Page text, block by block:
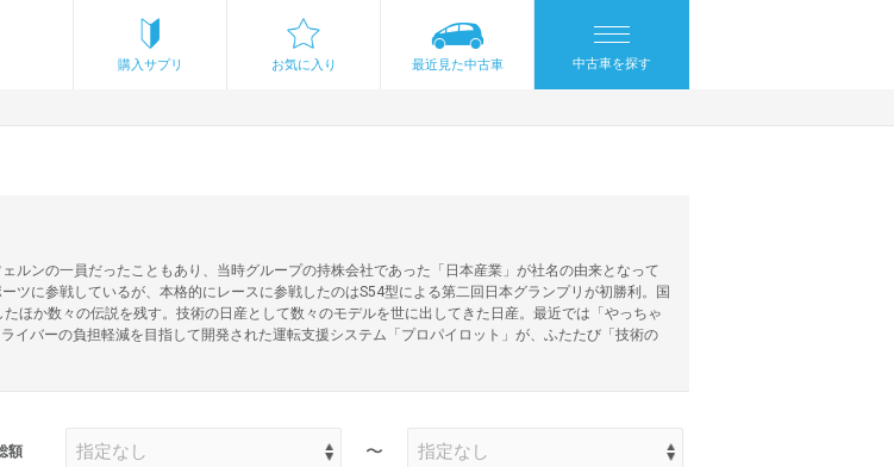
購入サプリ お気に入り 最近見た中古車 中古車を探す
ルンの一員だったこともあり、当時グループの持株会社であった「日本産業」が社名の由来となって
ツに参戦しているが、本格的にレースに参戦したのはS54型による第二回日本グランプリが初勝利。国
ほか数々の伝説を残す。技術の日産として数々のモデルを世に出してきた日産。最近では「やっちゃ
イバーの負担軽減を目指して開発された運転支援システム「プロパイロット」が、ふたたび「技術の
額 〜